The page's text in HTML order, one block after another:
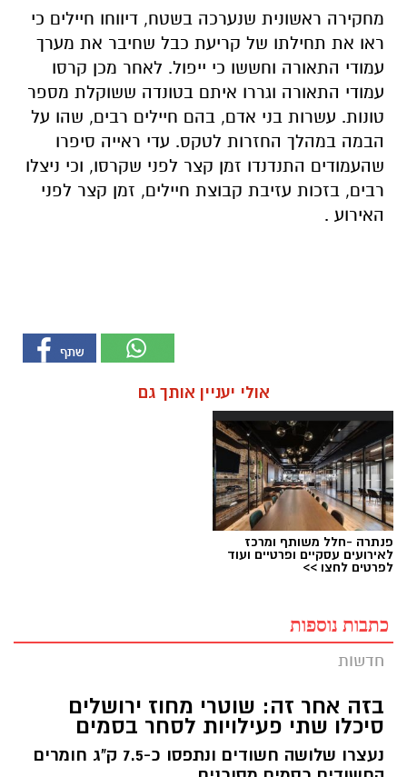
מחקירה ראשונית שנערכה בשטח, דיווחו חיילים כי
ראו את תחילתו של קריעת כבל שחיבר את מערך
עמודי התאורה וחששו כי ייפול. לאחר מכן קרסו
עמודי התאורה וגררו איתם בטונדה ששוקלת מספר
טונות. עשרות בני אדם, בהם חיילים רבים, שהו על
הבמה במהלך החזרות לטקס. עדי ראייה סיפרו
שהעמודים התנדנדו זמן קצר לפני שקרסו, וכי ניצלו
רבים, בזכות עזיבת קבוצת חיילים, זמן קצר לפני
האירוע .
אולי יעניין אותך גם
פנתרה -חלל משותף ומרכז
לאירועים עסקיים ופרטיים ועוד
לפרטים לחצו >>
כתבות נוספות
חדשות
בזה אחר זה: שוטרי מחוז ירושלים
סיכלו שתי פעילויות לסחר בסמים
נעצרו שלושה חשודים ונתפסו כ-7.5 ק"ג חומרים